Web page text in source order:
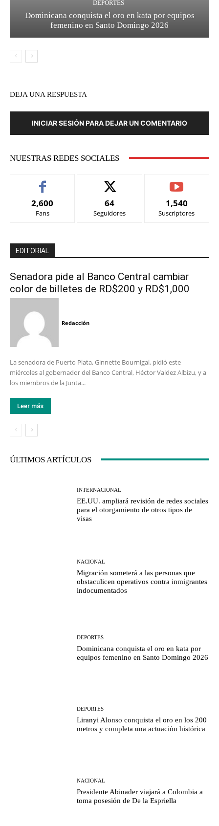
DEPORTES
Dominicana conquista el oro en kata por equipos
femenino en Santo Domingo 2026
DEJA UNA RESPUESTA
INICIAR SESIÓN PARA DEJAR UN COMENTARIO
NUESTRAS REDES SOCIALES
2,600
Fans
64
Seguidores
1,540
Suscriptores
EDITORIAL
Senadora pide al Banco Central cambiar
color de billetes de RD$200 y RD$1,000
Redacción
La senadora de Puerto Plata, Ginnette Bournigal, pidió este
miércoles al gobernador del Banco Central, Héctor Valdez Albizu, y a
los miembros de la Junta...
Leer más
ÚLTIMOS ARTÍCULOS
INTERNACIONAL
EE.UU. ampliará revisión de redes sociales
para el otorgamiento de otros tipos de
visas
NACIONAL
Migración someterá a las personas que
obstaculicen operativos contra inmigrantes
indocumentados
DEPORTES
Dominicana conquista el oro en kata por
equipos femenino en Santo Domingo 2026
DEPORTES
Liranyi Alonso conquista el oro en los 200
metros y completa una actuación histórica
NACIONAL
Presidente Abinader viajará a Colombia a
toma posesión de De la Espriella